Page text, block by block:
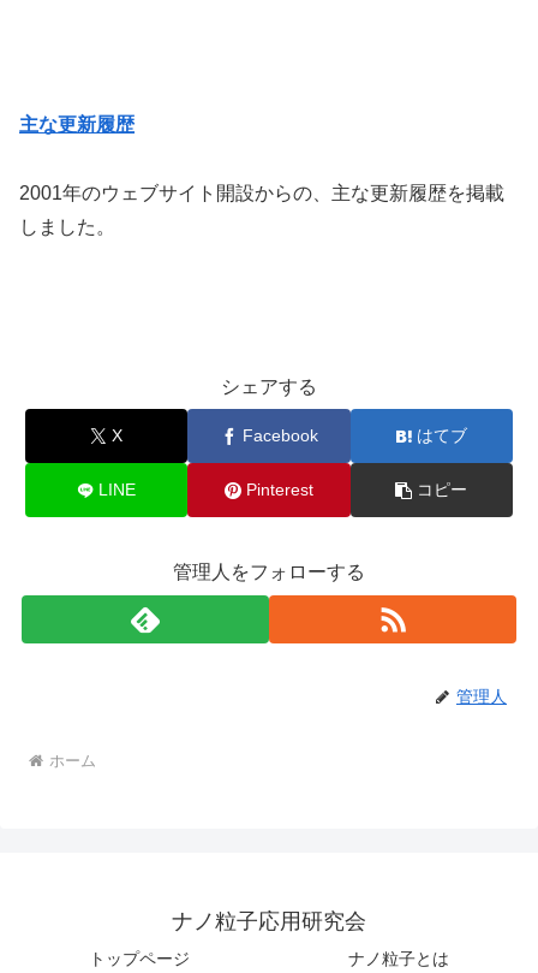
主な更新履歴
2001年のウェブサイト開設からの、主な更新履歴を掲載
しました。
シェアする
X Facebook はてブ
LINE Pinterest コピー
管理人をフォローする
管理人
ホーム
ナノ粒子応用研究会
トップページ ナノ粒子とは